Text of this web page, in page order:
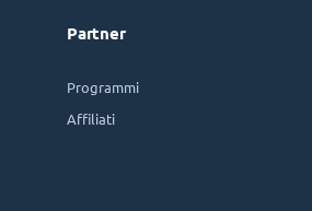
Partner
Programmi
Affiliati